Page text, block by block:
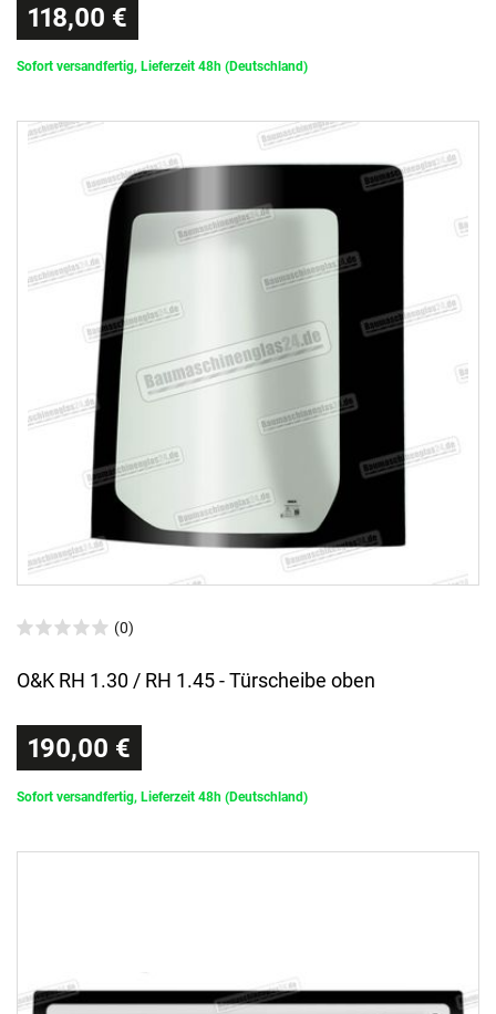
118,00 €
Sofort versandfertig, Lieferzeit 48h (Deutschland)
(0)
O&K RH 1.30 / RH 1.45 - Türscheibe oben
190,00 €
Sofort versandfertig, Lieferzeit 48h (Deutschland)